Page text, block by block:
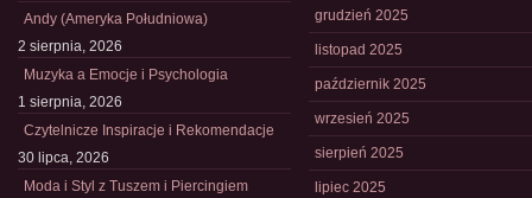
Andy (Ameryka Południowa)
2 sierpnia, 2026
Muzyka a Emocje i Psychologia
1 sierpnia, 2026
Czytelnicze Inspiracje i Rekomendacje
30 lipca, 2026
Moda i Styl z Tuszem i Piercingiem
grudzień 2025
listopad 2025
październik 2025
wrzesień 2025
sierpień 2025
lipiec 2025